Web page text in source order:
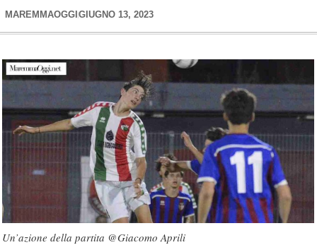
MAREMMAOGGI GIUGNO 13, 2023
Un’azione della partita @Giacomo Aprili